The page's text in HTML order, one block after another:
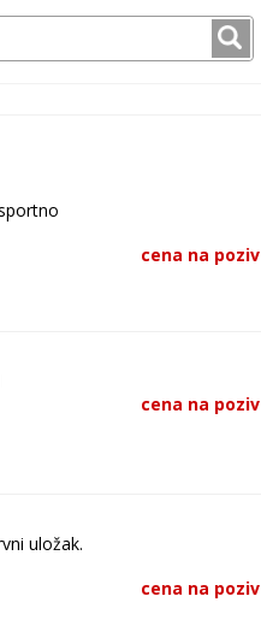
cena na poziv
cena na poziv
uložak.
cena na poziv